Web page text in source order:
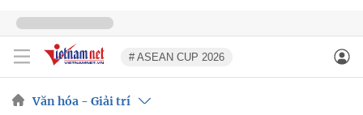
# ASEAN CUP 2026
Văn hóa - Giải trí